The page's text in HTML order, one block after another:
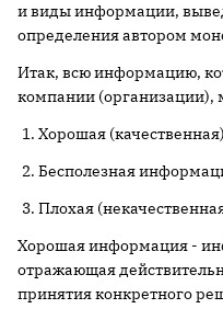
и виды информации,
определения автором
Итак, всю информацию,
компании (организации),
Хорошая
Бесполезная
Плохая
Хорошая информация -
отражающая
принятия конкретного